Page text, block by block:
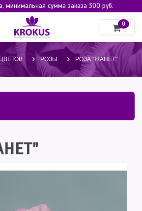
минимальная сумма заказа 300 руб.
0
РОЗЫ РОЗА "ЖАНЕТ"